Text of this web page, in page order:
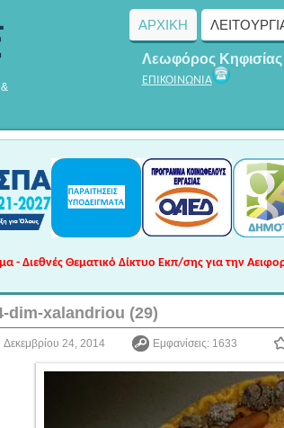
ΑΡΧΙΚΗ
Λεωφόρος
ΕΠΙΚΟΙΝΩΝΙΑ
- Διεθνές Θεματικό Δίκτυο Εκπ/σης για την
dim-xalandriou (29)
Δεκεμβρίου 24, 2014 Εμφανίσεις: 1633